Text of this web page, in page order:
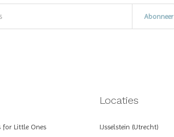
Abonneer
for Little Ones
Locaties
IJsselstein (Utrecht)